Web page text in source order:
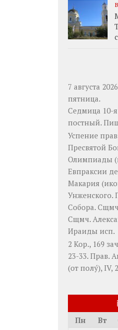
7 августа
пятница.
Седмица 10-
постный.
Успение
Пресвятой
Олимпиады (
Евпраксии
Макария (
Унженского.
Собора.
Сщмч.
Ираиды исп.
2 Кор., 169
23-33. Прав.
(от полу́), IV,
Пн
Вт